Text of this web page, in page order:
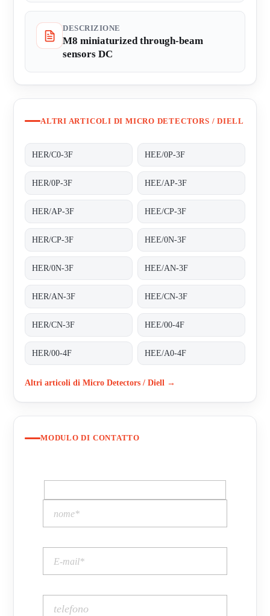
DESCRIZIONE
M8 miniaturized through-beam
sensors DC
ALTRI ARTICOLI DI MICRO DETECTORS / DIELL
HER/C0-3F HEE/0P-3F
HER/0P-3F HEE/AP-3F
HER/AP-3F HEE/CP-3F
HER/CP-3F HEE/0N-3F
HER/0N-3F HEE/AN-3F
HER/AN-3F HEE/CN-3F
HER/CN-3F HEE/00-4F
HER/00-4F HEE/A0-4F
Altri articoli di Micro Detectors / Diell →
MODULO DI CONTATTO